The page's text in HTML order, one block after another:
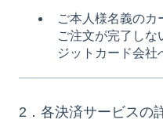
ご本人様名義のカ
ご注文が完了しな
ジットカード会社
2．各決済サービスの